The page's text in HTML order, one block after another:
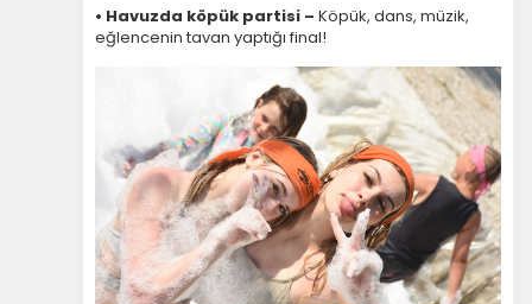
• Havuzda köpük partisi – Köpük, dans, müzik,
eğlencenin tavan yaptığı final!